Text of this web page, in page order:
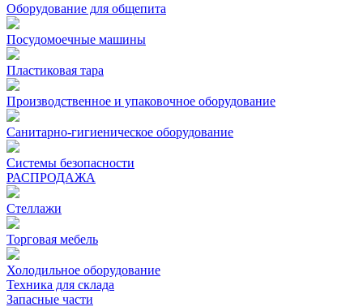
Оборудование для общепита
Посудомоечные машины
Пластиковая тара
Производственное и упаковочное оборудование
Санитарно-гигиеническое оборудование
Системы безопасности
РАСПРОДАЖА
Стеллажи
Торговая мебель
Холодильное оборудование
Техника для склада
Запасные части